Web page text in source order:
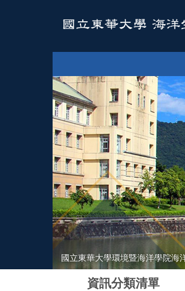
國立東華大學環境暨海洋學院海
資訊分類清單